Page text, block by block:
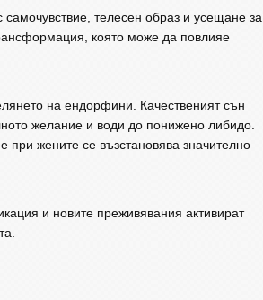
телесен образ и усещане за
която може да повлияе
на ендорфини. Качественият сън
желание и води до понижено либидо.
при жените се възстановява значително
и новите преживявания активират